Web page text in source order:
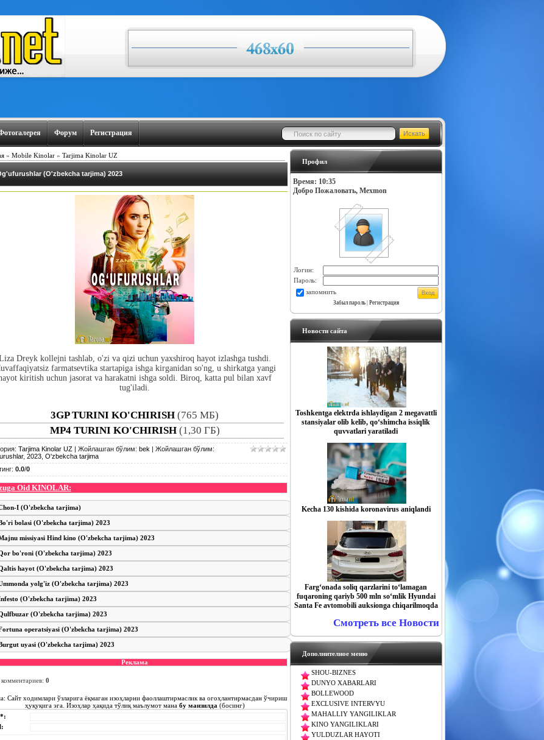
Форум Регистрация
» Mobile Kinolar» Tarjima Kinolar UZ
(O'zbekcha tarjima) 2023
Dreyk kollejni tashlab, o'zi va qizi uchun yaxshiroq hayot izlashga tushdi.
farmatsevtika startapiga ishga kirganidan so'ng, u shirkatga yangi
kiritish uchun jasorat va harakatni ishga soldi. Biroq, katta pul bilan xavf
tug'iladi.
3GP TURINI KO'CHIRISH (765 МБ)
MP4 TURINI KO'CHIRISH (1,30 ГБ)
: Tarjima Kinolar UZ| Жойлашган бўлим: bek | Жойлашган бўлим:
, 2023, O'zbekcha tarjima
: 0.0/0
Oid KINOLAR:
I (O'zbekcha tarjima)
bolasi (O'zbekcha tarjima) 2023
missiyasi Hind kino (O'zbekcha tarjima) 2023
bo'roni (O'zbekcha tarjima) 2023
hayot (O'zbekcha tarjima) 2023
yolg'iz (O'zbekcha tarjima) 2023
(O'zbekcha tarjima) 2023
(O'zbekcha tarjima) 2023
operatsiyasi (O'zbekcha tarjima) 2023
uyasi (O'zbekcha tarjima) 2023
Реклама
: 0
Сайт ходимлари ўзларига ёқмаган изоҳларни фаоллаштирмаслик ва огоҳлантирмасдан ўчириш
ҳуқуқига эга. Изоҳлар ҳақида тўлиқ маълумот манабу манзилда (босинг)
Профил
Время: 10:35
Добро Пожаловать, Mexmon
Логин:
Пароль:
запомнить
Забыл пароль| Регистрация
Новости сайта
Toshkentga elektrda ishlaydigan 2 megavattli
stansiyalar olib kelib, qo‘shimcha issiqlik
quvvatlari yaratiladi
Kecha 130 kishida koronavirus aniqlandi
Farg‘onada soliq qarzlarini to‘lamagan
fuqaroning qariyb 500 mln so‘mlik Hyundai
Santa Fe avtomobili auksionga chiqarilmoqda
Смотреть все Новости
Дополнителное меню
SHOU-BIZNES
DUNYO XABARLARI
BOLLEWOOD
EXCLUSIVE INTERVYU
MAHALLIY YANGILIKLAR
KINO YANGILIKLARI
YULDUZLAR HAYOTI